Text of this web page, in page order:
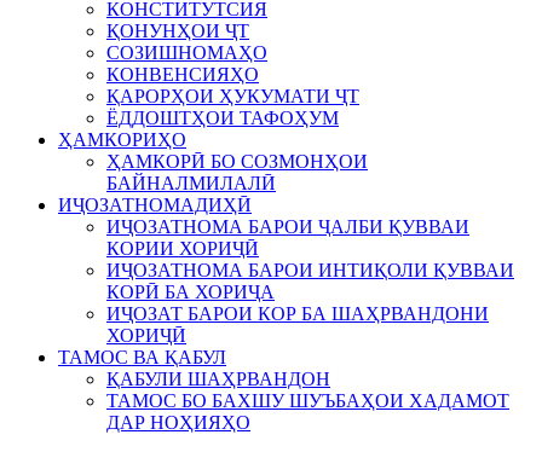
КОНСТИТУТСИЯ
ҚОНУНҲОИ ҶТ
СОЗИШНОМАҲО
КОНВЕНСИЯҲО
ҚАРОРҲОИ ҲУКУМАТИ ҶТ
ЁДДОШТҲОИ ТАФОҲУМ
ҲАМКОРИҲО
ҲАМКОРӢ БО СОЗМОНҲОИ
БАЙНАЛМИЛАЛӢ
ИҶОЗАТНОМАДИҲӢ
ИҶОЗАТНОМА БАРОИ ҶАЛБИ ҚУВВАИ
КОРИИ ХОРИҶӢ
ИҶОЗАТНОМА БАРОИ ИНТИҚОЛИ ҚУВВАИ
КОРӢ БА ХОРИҶА
ИҶОЗАТ БАРОИ КОР БА ШАҲРВАНДОНИ
ХОРИҶӢ
ТАМОС ВА ҚАБУЛ
ҚАБУЛИ ШАҲРВАНДОН
ТАМОС БО БАХШУ ШУЪБАҲОИ ХАДАМОТ
ДАР НОҲИЯҲО